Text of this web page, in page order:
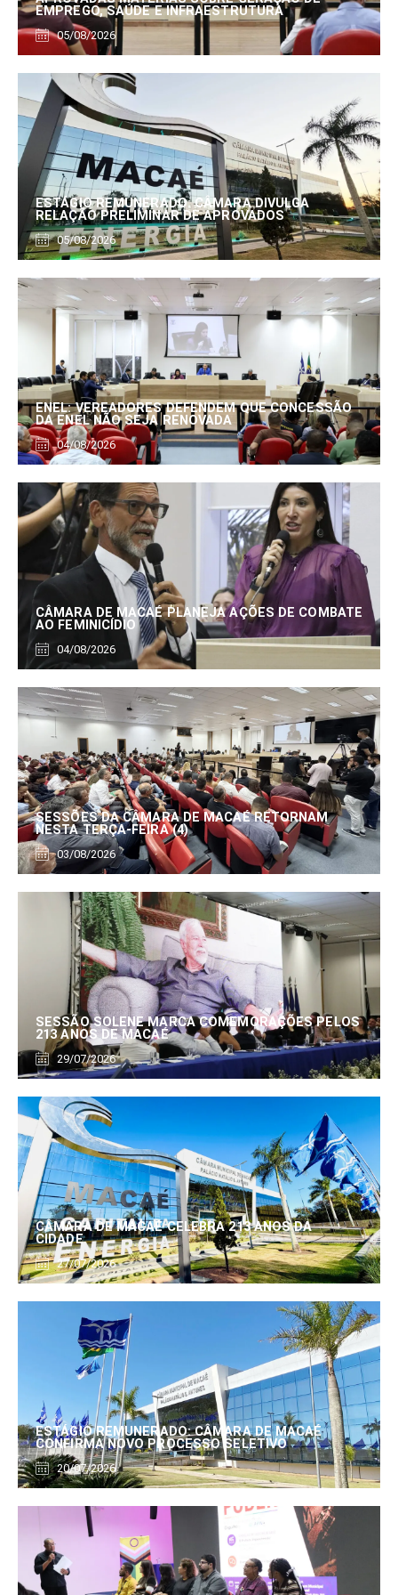
EMPREGO, SAÚDE E INFRAESTRUTURA
05/08/2026
ESTÁGIO REMUNERADO: CÂMARA DIVULGA
RELAÇÃO PRELIMINAR DE APROVADOS
05/08/2026
ENEL: VEREADORES DEFENDEM QUE CONCESSÃO
DA ENEL NÃO SEJA RENOVADA
04/08/2026
CÂMARA DE MACAÉ PLANEJA AÇÕES DE COMBATE
AO FEMINICÍDIO
04/08/2026
SESSÕES DA CÂMARA DE MACAÉ RETORNAM
NESTA TERÇA-FEIRA (4)
03/08/2026
SESSÃO SOLENE MARCA COMEMORAÇÕES PELOS
213 ANOS DE MACAÉ
29/07/2026
CÂMARA DE MACAÉ CELEBRA 213 ANOS DA
CIDADE
27/07/2026
ESTÁGIO REMUNERADO: CÂMARA DE MACAÉ
CONFIRMA NOVO PROCESSO SELETIVO
20/07/2026